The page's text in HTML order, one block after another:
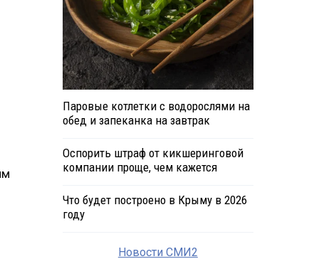
Паровые котлетки с водорослями на
обед и запеканка на завтрак
Оспорить штраф от кикшеринговой
компании проще, чем кажется
Что будет построено в Крыму в 2026
году
Новости СМИ2